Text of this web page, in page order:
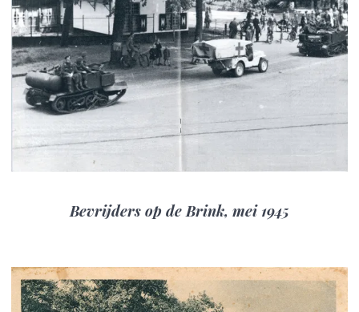
Bevrijders op de Brink, mei 1945